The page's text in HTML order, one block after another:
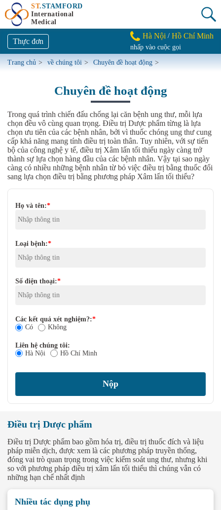
ST.STAMFORD
International
Medical
Thực đơn
Hà Nội / Hồ Chí Minh
nhấp vào cuộc gọi
Trang chủ > về chúng tôi > Chuyên đề hoạt động >
Chuyên đề hoạt động
Trong quá trình chiến đấu chống lại căn bệnh ung thư, mỗi lựa
chọn đều vô cùng quan trọng. Điều trị Dược phẩm từng là lựa
chọn ưu tiên của các bệnh nhân, bởi vì thuốc chóng ung thư cung
cấp khả năng mang tính điều trị toàn thân. Tuy nhiên, với sự tiến
bộ của công nghệ y tế, điều trị Xâm lấn tối thiểu ngày càng trở
thành sự lựa chọn hàng đầu của các bệnh nhân. Vậy tại sao ngày
càng có nhiều những bệnh nhân từ bỏ việc điều trị bằng thuốc đổi
sang lựa chọn điều trị bằng phương pháp Xâm lấn tối thiểu?
Họ và tên:*
Loại bệnh:*
Số điện thoại:*
Các kết quả xét nghiệm?:*
Có
Không
Liên hệ chúng tôi:
Hà Nội
Hồ Chí Minh
Điều trị Dược phẩm
Điều trị Dược phẩm bao gồm hóa trị, điều trị thuốc đích và liệu
pháp miễn dịch, được xem là các phương pháp truyền thống,
đóng vai trò quan trọng trong việc kiểm soát ung thư, nhưng khi
so với phương pháp điều trị xâm lấn tối thiểu thì chúng vẫn có
những hạn chế nhất định
Nhiều tác dụng phụ